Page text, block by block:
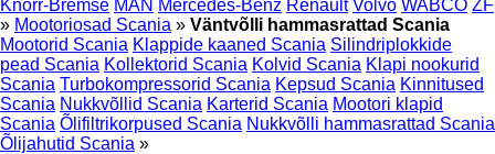
Knorr-Bremse MAN Mercedes-Benz Renault Volvo WABCO ZF
» Mootoriosad Scania » Väntvõlli hammasrattad Scania
Mootorid Scania Klappide kaaned Scania Silindriplokkide
pead Scania Kollektorid Scania Kolvid Scania Klapi nookurid
Scania Turbokompressorid Scania Kepsud Scania Kinnitused
Scania Nukkvõllid Scania Karterid Scania Mootori klapid
Scania Õlifiltrikorpused Scania Nukkvõlli hammasrattad Scania
Õlijahutid Scania »